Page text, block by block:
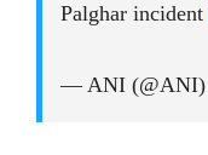
Palghar incident
— ANI (@ANI)